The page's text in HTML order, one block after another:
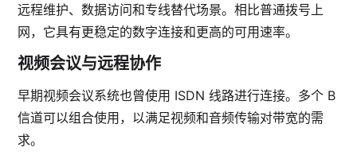
远程维护、数据访问和专线替代场景。相比普通拨号上
网，它具有更稳定的数字连接和更高的可用速率。
视频会议与远程协作
早期视频会议系统也曾使用 ISDN 线路进行连接。多个 B
信道可以组合使用，以满足视频和音频传输对带宽的需
求。